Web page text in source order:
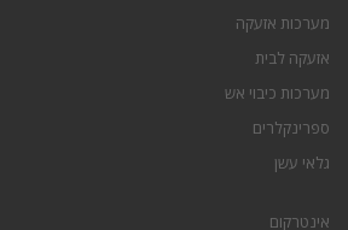
מערכות אזעקה
אזעקה לבית
מערכות כיבוי אש
ספרינקלרים
גלאי עשן
אינטרקום